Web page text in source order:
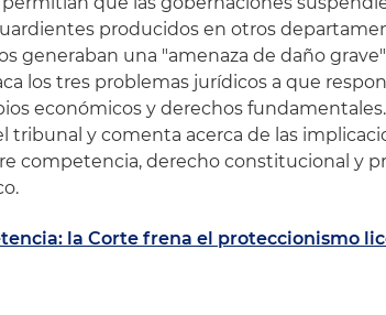
producidos en otros
generaban una "amenaza de daño
los tres problemas jurídicos a que
económicos y derechos
tribunal y comenta acerca de las
competencia, derecho constitucional y
la Corte frena el proteccionismo